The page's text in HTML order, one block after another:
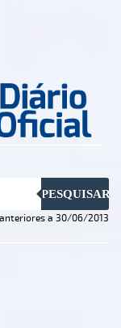
PESQUISAR
a 30/06/2013